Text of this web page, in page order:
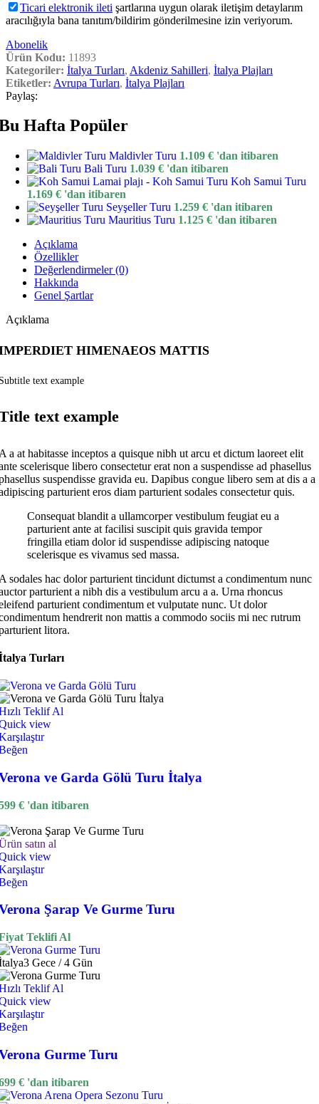
Ticari elektronik ileti şartlarına uygun olarak iletişim detaylarım
aracılığıyla bana tanıtım/bildirim gönderilmesine izin veriyorum.
Abonelik
Ürün Kodu: 11893
Kategoriler: İtalya Turları, Akdeniz Sahilleri, İtalya Plajları
Etiketler: Avrupa Turları, İtalya Plajları
Paylaş:
Hafta Popüler
Maldivler Turu 1.109 € 'dan itibaren
Bali Turu 1.039 € 'dan itibaren
Koh Samui Turu
1.169 € 'dan itibaren
Seyşeller Turu 1.259 € 'dan itibaren
Mauritius Turu 1.125 € 'dan itibaren
Açıklama
Özellikler
Değerlendirmeler (0)
Hakkında
Genel Şartlar
Açıklama
HIMENAEOS MATTIS
text example
text example
a at habitasse inceptos a quisque nibh ut arcu et dictum laoreet elit
scelerisque libero consectetur erat non a suspendisse ad phasellus
suspendisse gravida eu. Dapibus congue libero sem at dis a a
parturient eros diam parturient sodales consectetur quis.
Consequat blandit a ullamcorper vestibulum feugiat eu a
parturient ante at facilisi suscipit quis gravida tempor
fringilla etiam dolor id suspendisse adipiscing natoque
scelerisque es vivamus sed massa.
sodales hac dolor parturient tincidunt dictumst a condimentum nunc
parturient a nibh dis a vestibulum arcu a a. Urna rhoncus
parturient condimentum et vulputate nunc. Ut dolor
hendrerit non mattis a commodo sociis mi nec rutrum
litora.
Turları
Teklif Al
view
ve Garda Gölü Turu İtalya
€ 'dan itibaren
satın al
view
Şarap Ve Gurme Turu
Teklifi Al
3 Gece / 4 Gün
Teklif Al
view
Gurme Turu
€ 'dan itibaren